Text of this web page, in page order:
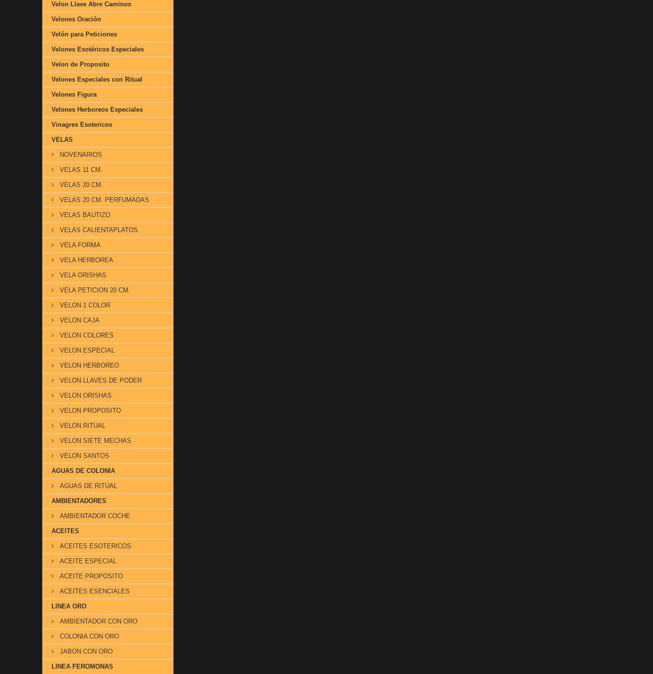
Velon Llave Abre Caminos
Velones Oración
Velón para Peticiones
Velones Esotéricos Especiales
Velon de Proposito
Velones Especiales con Ritual
Velones Figura
Velones Herboreos Especiales
Vinagres Esotericos
VELAS
NOVENARIOS
VELAS 11 CM.
VELAS 20 CM.
VELAS 20 CM. PERFUMADAS
VELAS BAUTIZO
VELAS CALIENTAPLATOS
VELA FORMA
VELA HERBOREA
VELA ORISHAS
VELA PETICION 20 CM.
VELON 1 COLOR
VELON CAJA
VELON COLORES
VELON ESPECIAL
VELON HERBOREO
VELON LLAVES DE PODER
VELON ORISHAS
VELON PROPOSITO
VELON RITUAL
VELON SIETE MECHAS
VELON SANTOS
AGUAS DE COLONIA
AGUAS DE RITUAL
AMBIENTADORES
AMBIENTADOR COCHE
ACEITES
ACEITES ESOTERICOS
ACEITE ESPECIAL
ACEITE PROPOSITO
ACEITES ESENCIALES
LINEA ORO
AMBIENTADOR CON ORO
COLONIA CON ORO
JABON CON ORO
LINEA FEROMONAS